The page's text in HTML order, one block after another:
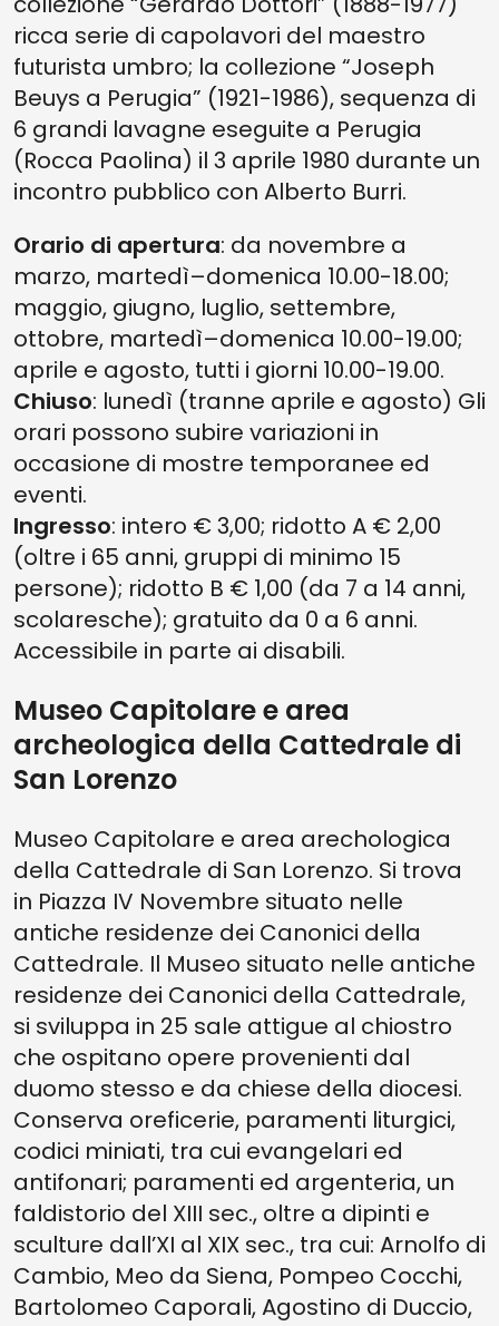
ricca serie di capolavori del maestro
futurista umbro; la collezione “Joseph
Beuys a Perugia” (1921-1986), sequenza di
6 grandi lavagne eseguite a Perugia
(Rocca Paolina) il 3 aprile 1980 durante un
incontro pubblico con Alberto Burri.
Orario di apertura: da novembre a
marzo, martedì–domenica 10.00-18.00;
maggio, giugno, luglio, settembre,
ottobre, martedì–domenica 10.00-19.00;
aprile e agosto, tutti i giorni 10.00-19.00.
Chiuso: lunedì (tranne aprile e agosto) Gli
orari possono subire variazioni in
occasione di mostre temporanee ed
eventi.
Ingresso: intero € 3,00; ridotto A € 2,00
(oltre i 65 anni, gruppi di minimo 15
persone); ridotto B € 1,00 (da 7 a 14 anni,
scolaresche); gratuito da 0 a 6 anni.
Accessibile in parte ai disabili.
Museo Capitolare e area
archeologica della Cattedrale di
San Lorenzo
Museo Capitolare e area arechologica
della Cattedrale di San Lorenzo. Si trova
in Piazza IV Novembre situato nelle
antiche residenze dei Canonici della
Cattedrale. Il Museo situato nelle antiche
residenze dei Canonici della Cattedrale,
si sviluppa in 25 sale attigue al chiostro
che ospitano opere provenienti dal
duomo stesso e da chiese della diocesi.
Conserva oreficerie, paramenti liturgici,
codici miniati, tra cui evangelari ed
antifonari; paramenti ed argenteria, un
faldistorio del XIII sec., oltre a dipinti e
sculture dall’XI al XIX sec., tra cui: Arnolfo di
Cambio, Meo da Siena, Pompeo Cocchi,
Bartolomeo Caporali, Agostino di Duccio,